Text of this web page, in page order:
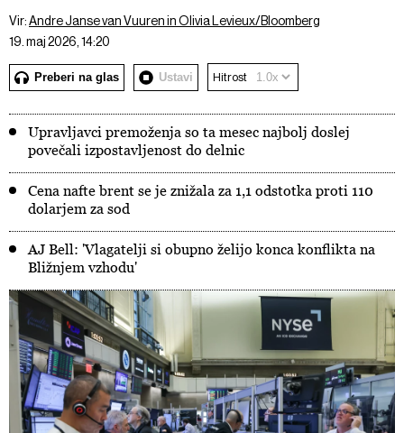
Vir:Andre Janse van Vuuren in Olivia Levieux/Bloomberg
19. maj 2026, 14:20
Preberi na glas Ustavi Hitrost
Upravljavci premoženja so ta mesec najbolj doslej
povečali izpostavljenost do delnic
Cena nafte brent se je znižala za 1,1 odstotka proti 110
dolarjem za sod
AJ Bell: 'Vlagatelji si obupno želijo konca konflikta na
Bližnjem vzhodu'